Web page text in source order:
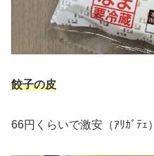
餃子の皮
66円くらいで激安（ｱﾘｶﾞﾃｪ）